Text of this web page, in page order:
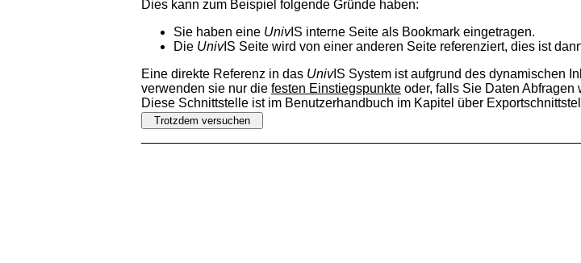
Dies kann zum Beispiel folgende Gründe haben:
Sie haben eine UnivIS interne Seite als Bookmark eingetragen.
Die UnivIS Seite wird von einer anderen Seite referenziert, dies ist
Eine direkte Referenz in das UnivIS System ist aufgrund des dynamischen
verwenden sie nur die festen Einstiegspunkte oder, falls Sie Daten
Diese Schnittstelle ist im Benutzerhandbuch im Kapitel über